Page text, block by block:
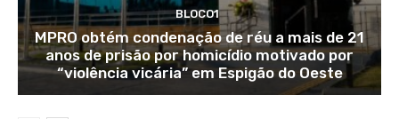
BLOCO1
MPRO obtém condenação de réu a mais de 21
anos de prisão por homicídio motivado por
“violência vicária” em Espigão do Oeste